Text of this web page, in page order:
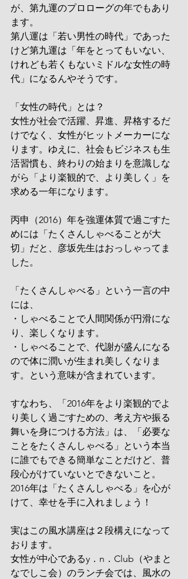
が、第九運のプロローグの年でもあり
ます。
第八運は「若い男性の時代」であった
けど第九運は「年をとってもいない、
けれども若くもないミドルな女性の時
代」になるんやそうです。
「女性の時代」とは？
女性が社会で活躍、昇進、昇格するだ
けでなく、女性がヒットメーカーにな
ります。ゆえに、社会もビジネスも生
活習慣も、終わりの始まりを意識しな
がら「より楽観的で、より美しく」を
求める一年になります。
丙申（2016）年を強運体質で過ごすた
めには「たくさんしゃべることが大
切」だと、彦坂先生はおっしゃってま
した。
「たくさんしゃべる」という一言の中
には、
・しゃべることで人間関係が円滑にな
り、楽しくなります。
・しゃべることで、代謝が盛んになる
ので体に潤いが生まれ美しくなりま
す。という意味が含まれています。
すなわち、「2016年をより楽観的でよ
り美しく過ごすための、考え方や振る
舞いを身につける方法」は、「必要な
ことをたくさんしゃべる」という本当
に誰でもできる簡単なことだけど、普
段心がけていないとできないこと。
2016年は「たくさんしゃべる」を心が
けて、幸せを手に入れましょう！
実はこの風水講座は２段構えになって
おります。
女性が中心であるy．n．Club（やまと
なでしこ会）のランチ会では、風水の